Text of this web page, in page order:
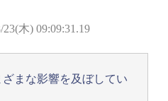
23(木) 09:09:31.19
まな影響を及ぼしてい